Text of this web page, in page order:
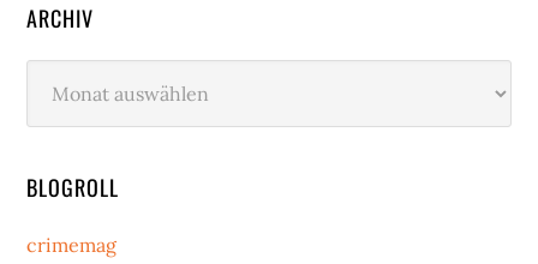
ARCHIV
BLOGROLL
crimemag